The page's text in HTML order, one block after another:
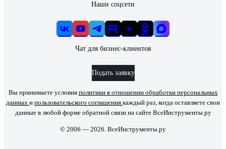
Наши соцсети
Чат для бизнес-клиентов
Подать заявку
Вы принимаете условия политики в отношении обработки персональных
данных и пользовательского соглашения каждый раз, когда оставляете свои
данные в любой форме обратной связи на сайте ВсеИнструменты.ру
© 2006 — 2026. ВсеИнструменты.ру